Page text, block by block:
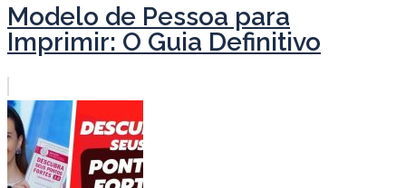
Modelo de Pessoa para
Imprimir: O Guia Definitivo